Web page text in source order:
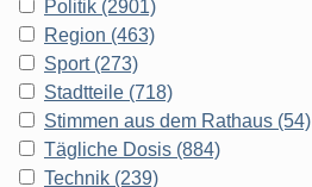
Politik (2901)
Region (463)
Sport (273)
Stadtteile (718)
Stimmen aus dem Rathaus (54)
Tägliche Dosis (884)
Technik (239)